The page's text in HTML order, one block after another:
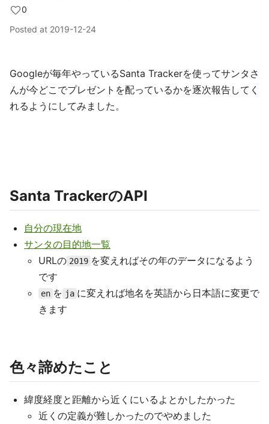
0
Posted at 2019-12-24
Googleが毎年やっているSanta Trackerを使ってサンタさ
んが今どこでプレゼントを配っているかを逐次報告してく
れるようにしてみました。
Santa TrackerのAPI
自分の現在地
サンタの目的地一覧
URLの 2019 を変えればその年のデータになるよう
です
en を ja に変えれば地名を英語から日本語に変更で
きます
色々諦めたこと
緯度経度と距離から近くにいるよとかしたかった
近くの定義が難しかったのでやめました